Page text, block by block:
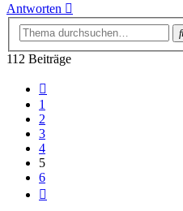
Antworten
112 Beiträge
1
2
3
4
5
6